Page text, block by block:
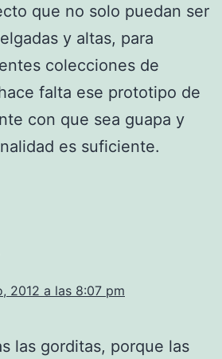
que no solo puedan ser
y altas, para
colecciones de
falta ese prototipo de
con que sea guapa y
es suficiente.
2012 a las 8:07 pm
las gorditas, porque las